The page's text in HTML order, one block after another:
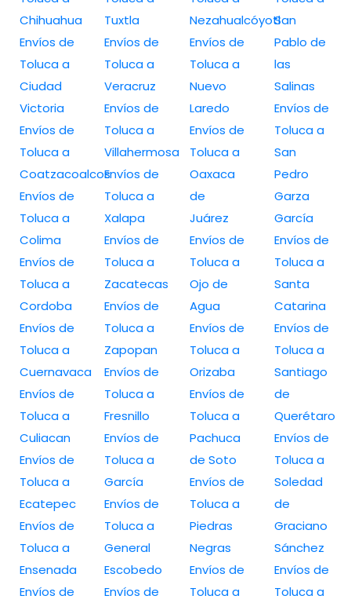
Chihuahua
Envíos de
Toluca a
Ciudad
Victoria
Envíos de
Toluca a
Coatzacoalcos
Envíos de
Toluca a
Colima
Envíos de
Toluca a
Cordoba
Envíos de
Toluca a
Cuernavaca
Envíos de
Toluca a
Culiacan
Envíos de
Toluca a
Ecatepec
Envíos de
Toluca a
Ensenada
Envíos de
Tuxtla
Envíos de
Toluca a
Veracruz
Envíos de
Toluca a
Villahermosa
Envíos de
Toluca a
Xalapa
Envíos de
Toluca a
Zacatecas
Envíos de
Toluca a
Zapopan
Envíos de
Toluca a
Fresnillo
Envíos de
Toluca a
García
Envíos de
Toluca a
General
Escobedo
Envíos de
Nezahualcóyotl
Envíos de
Toluca a
Nuevo
Laredo
Envíos de
Toluca a
Oaxaca
de
Juárez
Envíos de
Toluca a
Ojo de
Agua
Envíos de
Toluca a
Orizaba
Envíos de
Toluca a
Pachuca
de Soto
Envíos de
Toluca a
Piedras
Negras
Envíos de
Toluca a
San
Pablo de
las
Salinas
Envíos de
Toluca a
San
Pedro
Garza
García
Envíos de
Toluca a
Santa
Catarina
Envíos de
Toluca a
Santiago
de
Querétaro
Envíos de
Toluca a
Soledad
de
Graciano
Sánchez
Envíos de
Toluca a